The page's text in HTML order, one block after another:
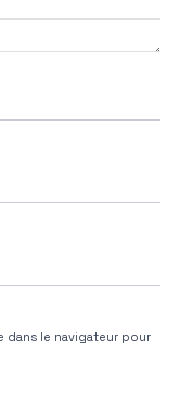
dans le navigateur pour